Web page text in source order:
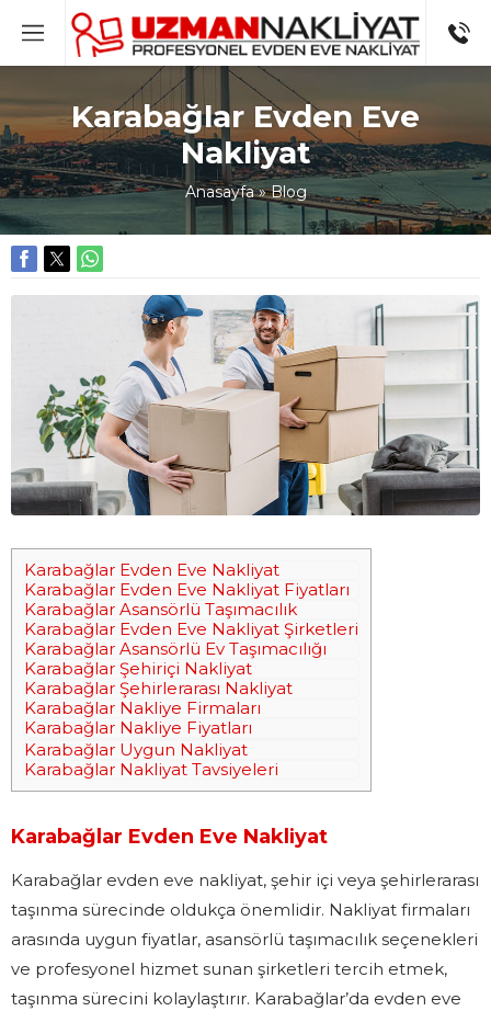
Karabağlar Evden Eve
Nakliyat
Anasayfa»Blog
Karabağlar Evden Eve Nakliyat
Karabağlar Evden Eve Nakliyat Fiyatları
Karabağlar Asansörlü Taşımacılık
Karabağlar Evden Eve Nakliyat Şirketleri
Karabağlar Asansörlü Ev Taşımacılığı
Karabağlar Şehiriçi Nakliyat
Karabağlar Şehirlerarası Nakliyat
Karabağlar Nakliye Firmaları
Karabağlar Nakliye Fiyatları
Karabağlar Uygun Nakliyat
Karabağlar Nakliyat Tavsiyeleri
Karabağlar Evden Eve Nakliyat
Karabağlar evden eve nakliyat, şehir içi veya şehirlerarası
taşınma sürecinde oldukça önemlidir. Nakliyat firmaları
arasında uygun fiyatlar, asansörlü taşımacılık seçenekleri
ve profesyonel hizmet sunan şirketleri tercih etmek,
taşınma sürecini kolaylaştırır. Karabağlar’da evden eve